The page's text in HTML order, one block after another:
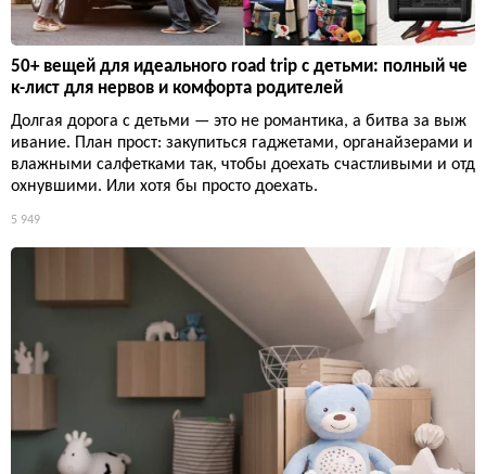
50+ вещей для идеального road trip с детьми: полный че
к-лист для нервов и комфорта родителей
Долгая дорога с детьми — это не романтика, а битва за выж
ивание. План прост: закупиться гаджетами, органайзерами и
влажными салфетками так, чтобы доехать счастливыми и отд
охнувшими. Или хотя бы просто доехать.
5 949